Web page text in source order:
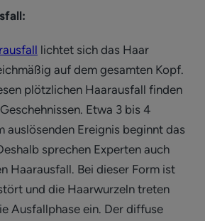
lichtet sich das Haar
auf dem gesamten Kopf.
plötzlichen Haarausfall finden
Etwa 3 bis 4
auslösenden Ereignis beginnt das
sprechen Experten auch
Haarausfall. Bei dieser Form ist
und die Haarwurzeln treten
Ausfallphase ein. Der diffuse